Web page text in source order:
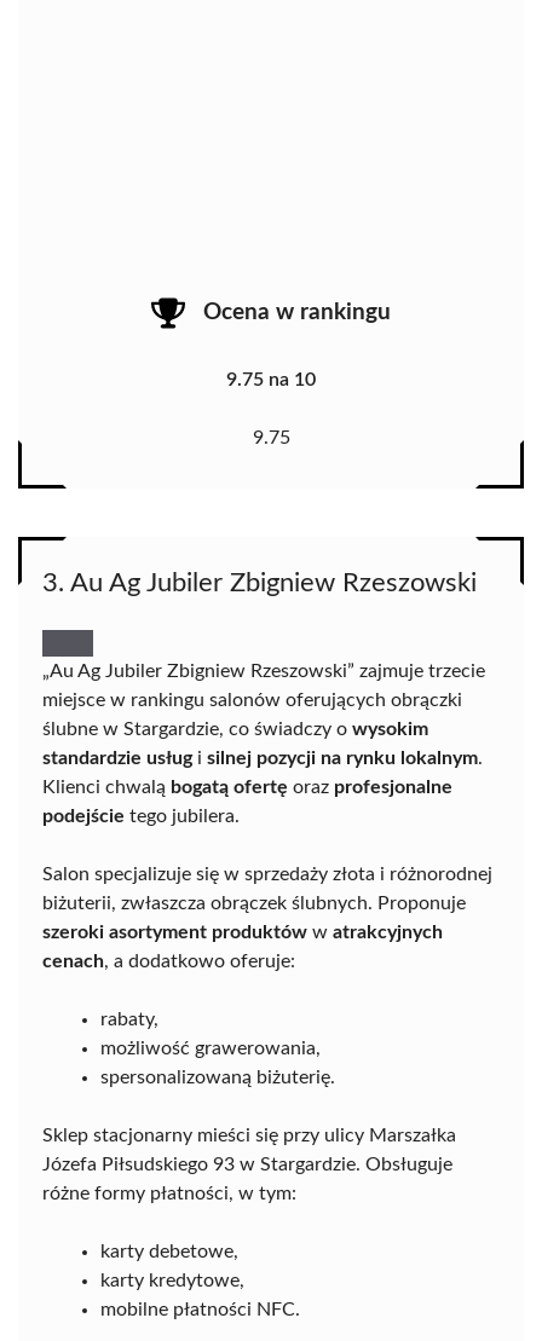
Ocena w rankingu
9.75 na 10
9.75
3. Au Ag Jubiler Zbigniew Rzeszowski
„Au Ag Jubiler Zbigniew Rzeszowski” zajmuje trzecie
miejsce w rankingu salonów oferujących obrączki
ślubne w Stargardzie, co świadczy o wysokim
standardzie usługi silnej pozycji na rynku lokalnym.
Klienci chwalą bogatą ofertę oraz profesjonalne
podejście tego jubilera.
Salon specjalizuje się w sprzedaży złota i różnorodnej
biżuterii, zwłaszcza obrączek ślubnych. Proponuje
szeroki asortyment produktów w atrakcyjnych
cenach, a dodatkowo oferuje:
rabaty,
możliwość grawerowania,
spersonalizowaną biżuterię.
Sklep stacjonarny mieści się przy ulicy Marszałka
Józefa Piłsudskiego 93 w Stargardzie. Obsługuje
różne formy płatności, w tym:
karty debetowe,
karty kredytowe,
mobilne płatności NFC.